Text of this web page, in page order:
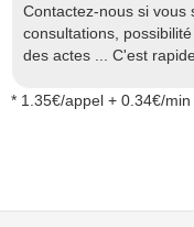
Contactez-nous si vous
consultations,
des actes ... C'est
* 1.35€/appel + 0.34€/